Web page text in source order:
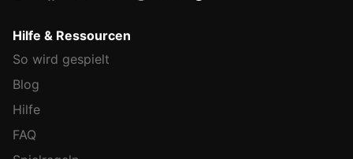
Hilfe & Ressourcen
So wird gespielt
Blog
Hilfe
FAQ